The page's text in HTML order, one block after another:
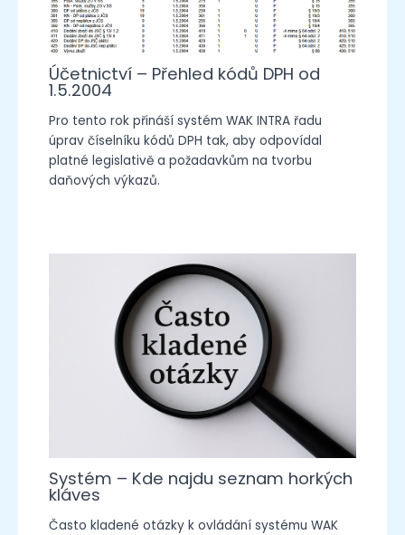
Účetnictví – Přehled kódů DPH od
1.5.2004
Pro tento rok přináší systém WAK INTRA řadu
úprav číselníku kódů DPH tak, aby odpovídal
platné legislativě a požadavkům na tvorbu
daňových výkazů.
Systém – Kde najdu seznam horkých
kláves
Často kladené otázky k ovládání systému WAK